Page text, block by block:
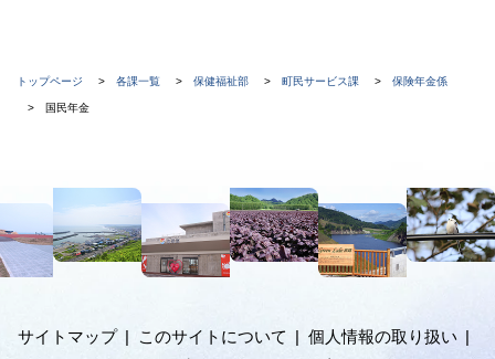
現
在
の
階
層
トップページ 各課一覧 保健福祉部 町民サービス課 保険年金係
国民年金
へ
メ
サイトマップ このサイトについて
個人情報の取り扱い